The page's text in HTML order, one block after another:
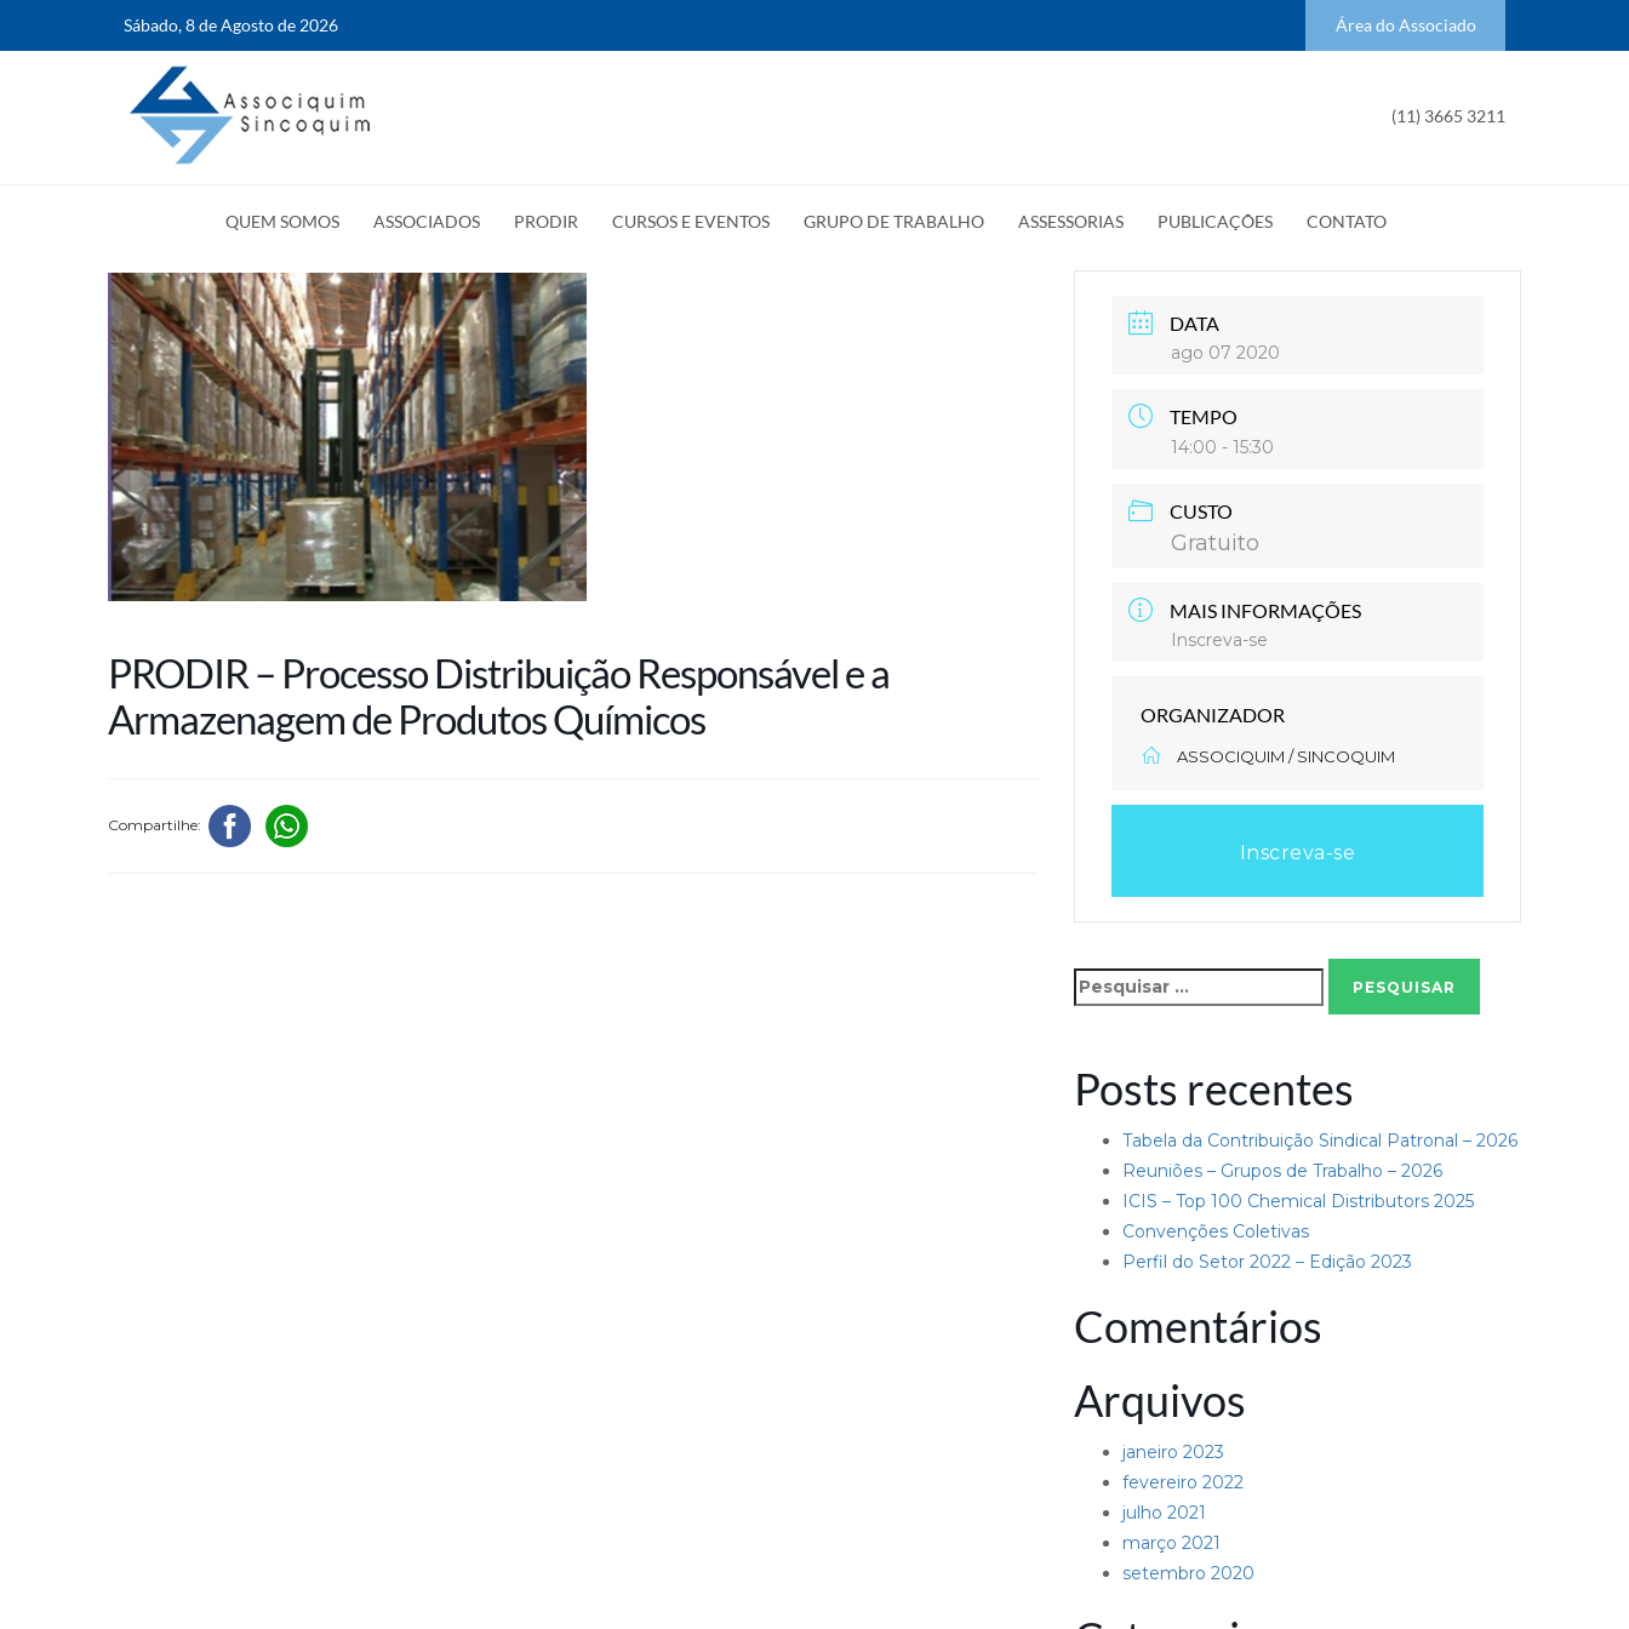
Sábado, 8 de Agosto de 2026 Área do Associado
(11) 3665 3211
QUEM SOMOS ASSOCIADOS PRODIR CURSOS E EVENTOS GRUPO DE TRABALHO ASSESSORIAS PUBLICAÇÕES CONTATO
PRODIR – Processo Distribuição Responsável e a
Armazenagem de Produtos Químicos
Compartilhe:
DATA
ago 07 2020
TEMPO
14:00 - 15:30
CUSTO
Gratuito
MAIS INFORMAÇÕES
Inscreva-se
ORGANIZADOR
ASSOCIQUIM / SINCOQUIM
Inscreva-se
Pesquisar
por:
Posts recentes
Tabela da Contribuição Sindical Patronal – 2026
Reuniões – Grupos de Trabalho – 2026
ICIS – Top 100 Chemical Distributors 2025
Convenções Coletivas
Perfil do Setor 2022 – Edição 2023
Comentários
Arquivos
janeiro 2023
fevereiro 2022
julho 2021
março 2021
setembro 2020